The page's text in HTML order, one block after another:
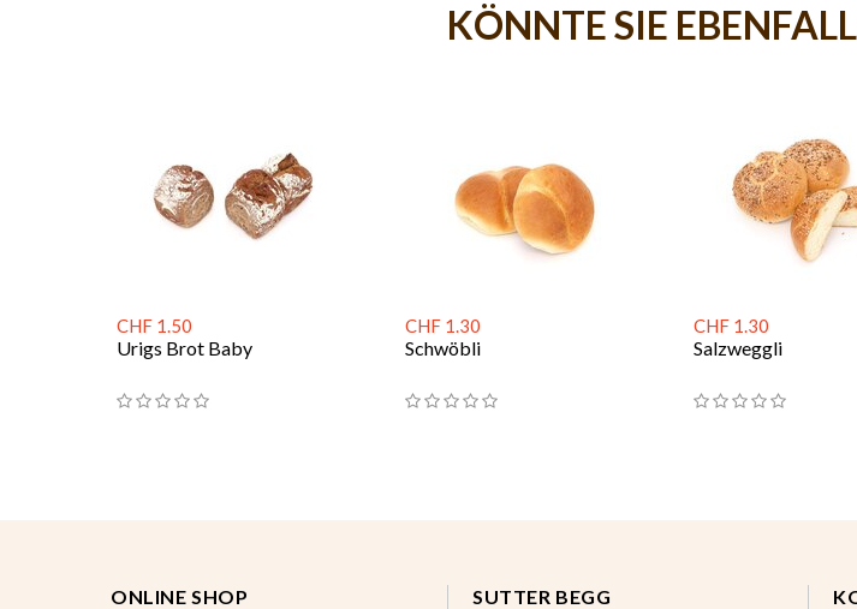
KÖNNTE SIE
CHF 1.50
Urigs Brot Baby
CHF 1.30
Schwöbli
CHF 1.30
Salzweggli
ONLINE SHOP
SUTTER BEGG